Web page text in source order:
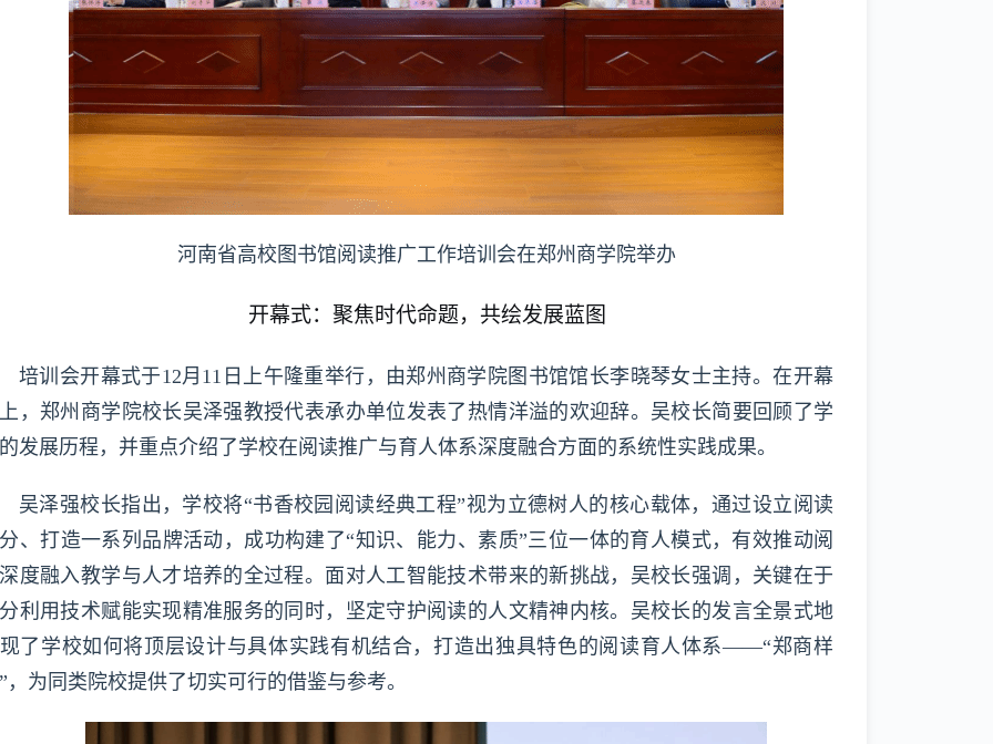
河南省高校图书馆阅读推广工作培训会在郑州商学院举办
开幕式：聚焦时代命题，共绘发展蓝图
培训会开幕式于12月11日上午隆重举行，由郑州商学院图书馆馆长李晓琴女士主持。在开幕
，郑州商学院校长吴泽强教授代表承办单位发表了热情洋溢的欢迎辞。吴校长简要回顾了学
发展历程，并重点介绍了学校在阅读推广与育人体系深度融合方面的系统性实践成果。
吴泽强校长指出，学校将“书香校园阅读经典工程”视为立德树人的核心载体，通过设立阅读
、打造一系列品牌活动，成功构建了“知识、能力、素质”三位一体的育人模式，有效推动阅
度融入教学与人才培养的全过程。面对人工智能技术带来的新挑战，吴校长强调，关键在于
利用技术赋能实现精准服务的同时，坚定守护阅读的人文精神内核。吴校长的发言全景式地
了学校如何将顶层设计与具体实践有机结合，打造出独具特色的阅读育人体系——“郑商样
，为同类院校提供了切实可行的借鉴与参考。